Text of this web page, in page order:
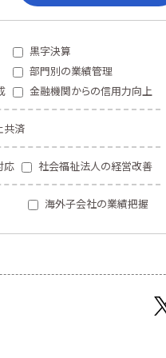
黒字決算
部門別の業績管理
金融機関からの信用力向上
共済
応 社会福祉法人の経営改善
海外子会社の業績把握